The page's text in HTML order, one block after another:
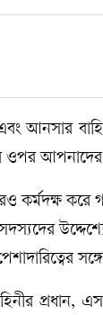
আনসার
আপনাদের
করে